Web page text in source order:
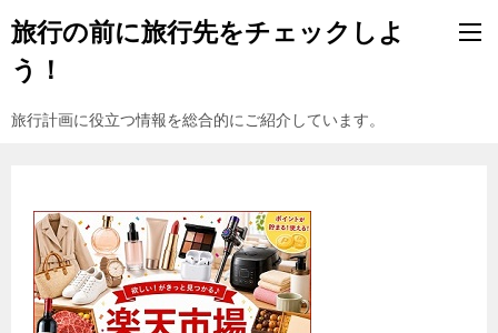
旅行の前に旅行先をチェックしよ
う！
旅行計画に役立つ情報を総合的にご紹介しています。